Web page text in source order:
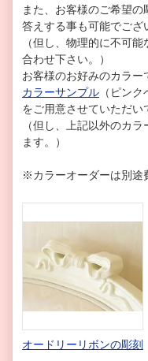
また、お客様のご希望
答えする事も可能でござ
（但し、物理的に不可
合わせ下さい。）
お客様のお好みのカラー
カラーサンプル （ピン
をご用意させていただい
（但し、上記以外のカ
ます。）
※カラーオーダーは別途
オードリーリボンの彫刻